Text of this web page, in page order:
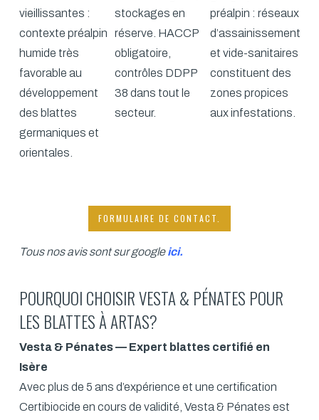
vieillissantes :
contexte préalpin
humide très
favorable au
développement
des blattes
germaniques et
orientales.
stockages en
réserve. HACCP
obligatoire,
contrôles DDPP
38 dans tout le
secteur.
préalpin : réseaux
d’assainissement
et vide-sanitaires
constituent des
zones propices
aux infestations.
FORMULAIRE DE CONTACT.
Tous nos avis sont sur google ici.
POURQUOI CHOISIR VESTA & PÉNATES POUR
LES BLATTES À ARTAS?
Vesta & Pénates — Expert blattes certifié en
Isère
Avec plus de 5 ans d’expérience et une certification
Certibiocide en cours de validité, Vesta & Pénates est